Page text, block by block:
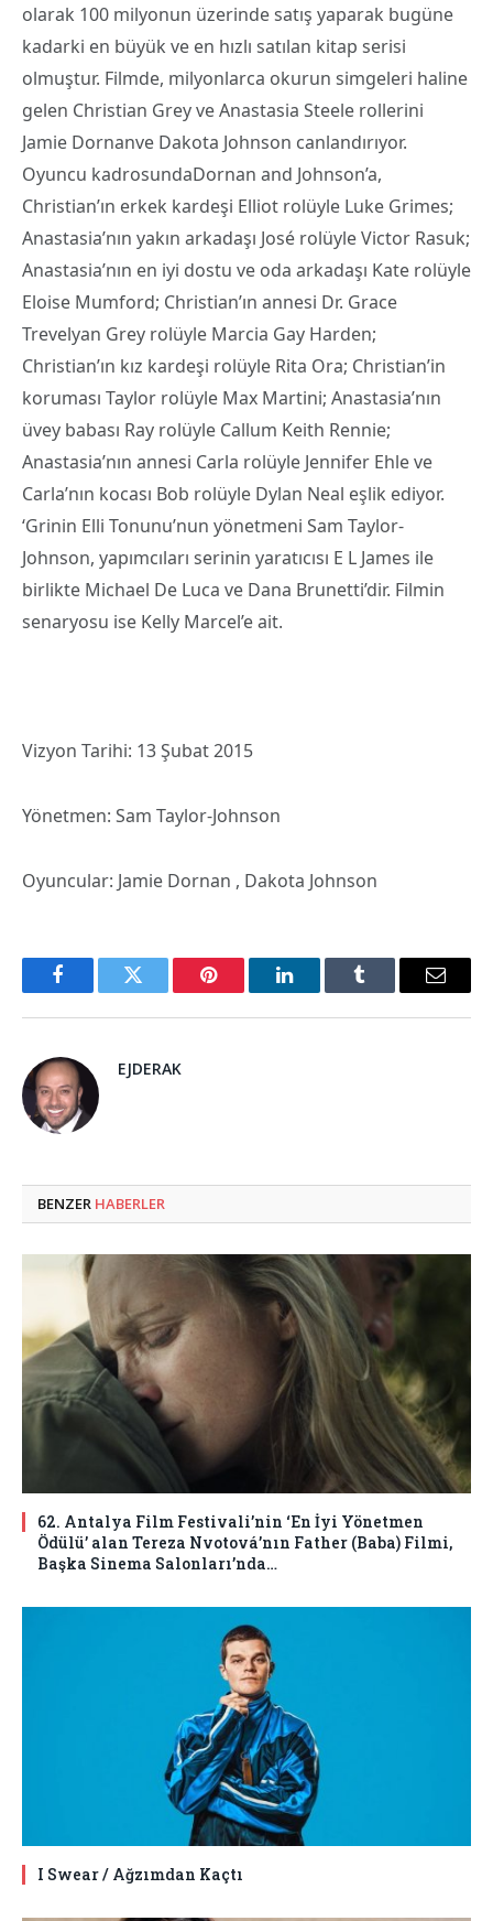
olarak 100 milyonun üzerinde satış yaparak bugüne
kadarki en büyük ve en hızlı satılan kitap serisi
olmuştur. Filmde, milyonlarca okurun simgeleri haline
gelen Christian Grey ve Anastasia Steele rollerini
Jamie Dornanve Dakota Johnson canlandırıyor.
Oyuncu kadrosundaDornan and Johnson’a,
Christian’ın erkek kardeşi Elliot rolüyle Luke Grimes;
Anastasia’nın yakın arkadaşı José rolüyle Victor Rasuk;
Anastasia’nın en iyi dostu ve oda arkadaşı Kate rolüyle
Eloise Mumford; Christian’ın annesi Dr. Grace
Trevelyan Grey rolüyle Marcia Gay Harden;
Christian’ın kız kardeşi rolüyle Rita Ora; Christian’in
koruması Taylor rolüyle Max Martini; Anastasia’nın
üvey babası Ray rolüyle Callum Keith Rennie;
Anastasia’nın annesi Carla rolüyle Jennifer Ehle ve
Carla’nın kocası Bob rolüyle Dylan Neal eşlik ediyor.
‘Grinin Elli Tonunu’nun yönetmeni Sam Taylor-
Johnson, yapımcıları serinin yaratıcısı E L James ile
birlikte Michael De Luca ve Dana Brunetti’dir. Filmin
senaryosu ise Kelly Marcel’e ait.
Vizyon Tarihi: 13 Şubat 2015
Yönetmen: Sam Taylor-Johnson
Oyuncular: Jamie Dornan , Dakota Johnson
FacebookTwitter Pinterest LinkedInTumblr Email
EJDERAK
BENZER HABERLER
62. Antalya Film Festivali’nin ‘En İyi Yönetmen
Ödülü’ alan Tereza Nvotová’nın Father (Baba) Filmi,
Başka Sinema Salonları’nda…
I Swear / Ağzımdan Kaçtı